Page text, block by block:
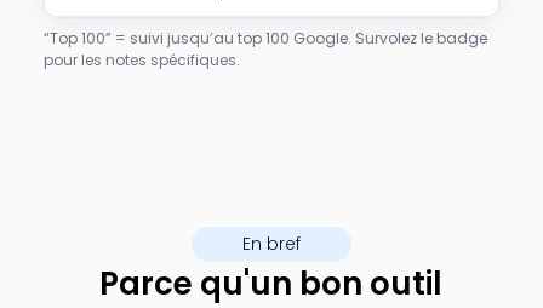
En bref
Parce qu'un bon outil